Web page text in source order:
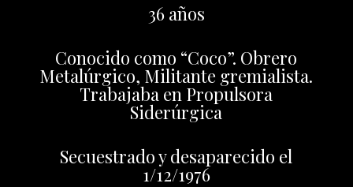
36 años
Conocido como “Coco”. Obrero
Metalúrgico, Militante gremialista.
Trabajaba en Propulsora
Siderúrgica
Secuestrado y desaparecido el
1/12/1976